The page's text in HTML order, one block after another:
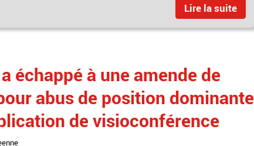
Lire la suite
échappé à une amende de
abus de position dominante
de visioconférence